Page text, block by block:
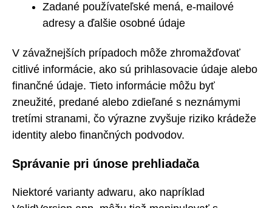
Zadané používateľské mená, e-mailové
adresy a ďalšie osobné údaje
V závažnejších prípadoch môže zhromažďovať
citlivé informácie, ako sú prihlasovacie údaje alebo
finančné údaje. Tieto informácie môžu byť
zneužité, predané alebo zdieľané s neznámymi
tretími stranami, čo výrazne zvyšuje riziko krádeže
identity alebo finančných podvodov.
Správanie pri únose prehliadača
Niektoré varianty adwaru, ako napríklad